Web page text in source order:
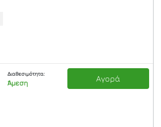
Διαθεσιμότητα:
Άμεση Αγορά